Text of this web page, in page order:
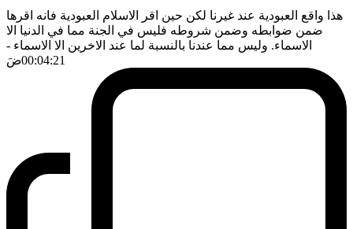
هذا واقع العبودية عند غيرنا لكن حين اقر الاسلام العبودية فانه اقرها
ضمن ضوابطه وضمن شروطه فليس في الجنة مما في الدنيا الا
الاسماء. وليس مما عندنا بالنسبة لما عند الاخرين الا الاسماء -
00:04:21ضَ